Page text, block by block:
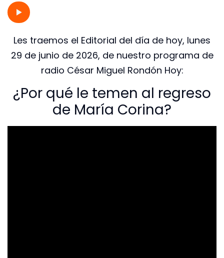
Les traemos el Editorial del día de hoy, lunes
29 de junio de 2026, de nuestro programa de
radio César Miguel Rondón Hoy:
¿Por qué le temen al regreso
de María Corina?